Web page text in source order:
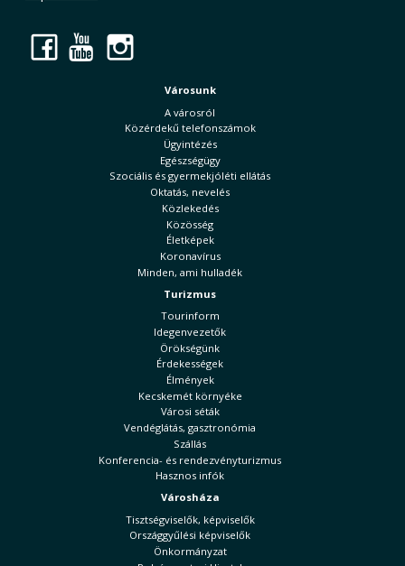
Facebook
YouTube
Városunk
A városról
Közérdekű telefonszámok
Ügyintézés
Egészségügy
Szociális és gyermekjóléti ellátás
Oktatás, nevelés
Közlekedés
Közösség
Életképek
Koronavírus
Minden, ami hulladék
Turizmus
Tourinform
Idegenvezetők
Örökségünk
Érdekességek
Élmények
Kecskemét környéke
Városi séták
Vendéglátás, gasztronómia
Szállás
Konferencia- és rendezvényturizmus
Hasznos infók
Városháza
Tisztségviselők, képviselők
Országgyűlési képviselők
Önkormányzat